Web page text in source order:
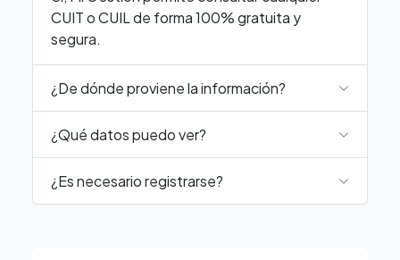
CUIT o CUIL de forma 100% gratuita y
segura.
¿De dónde proviene la información?
¿Qué datos puedo ver?
¿Es necesario registrarse?